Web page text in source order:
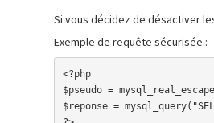
Si vous décidez de désactiver
Exemple de requête sécurisée :
<?php
$pseudo =
$reponse =